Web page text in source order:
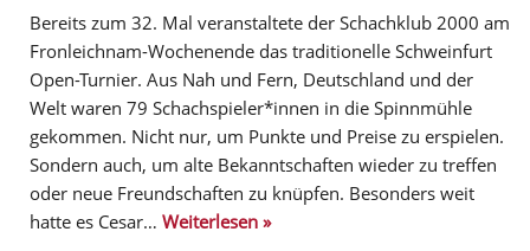
Bereits zum 32. Mal veranstaltete der Schachklub 2000 am
Fronleichnam-Wochenende das traditionelle Schweinfurt
Open-Turnier. Aus Nah und Fern, Deutschland und der
Welt waren 79 Schachspieler*innen in die Spinnmühle
gekommen. Nicht nur, um Punkte und Preise zu erspielen.
Sondern auch, um alte Bekanntschaften wieder zu treffen
oder neue Freundschaften zu knüpfen. Besonders weit
hatte es Cesar… Weiterlesen »